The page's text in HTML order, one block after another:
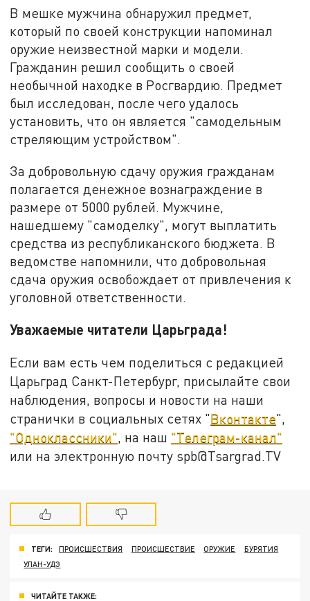
В мешке мужчина обнаружил предмет,
который по своей конструкции напоминал
оружие неизвестной марки и модели.
Гражданин решил сообщить о своей
необычной находке в Росгвардию. Предмет
был исследован, после чего удалось
установить, что он является "самодельным
стреляющим устройством".
За добровольную сдачу оружия гражданам
полагается денежное вознаграждение в
размере от 5000 рублей. Мужчине,
нашедшему "самоделку", могут выплатить
средства из республиканского бюджета. В
ведомстве напомнили, что добровольная
сдача оружия освобождает от привлечения к
уголовной ответственности.
Уважаемые читатели Царьграда!
Если вам есть чем поделиться с редакцией
Царьград Санкт-Петербург, присылайте свои
наблюдения, вопросы и новости на наши
странички в социальных сетях "Вконтакте",
"Одноклассники" , на наш "Телеграм-канал"
или на электронную почту spb@Tsargrad.TV
ТЕГИ: ПРОИСШЕСТВИЯ ПРОИСШЕСТВИЕ ОРУЖИЕ
БУРЯТИЯ
УЛАН-УДЭ
ЧИТАЙТЕ ТАКЖЕ: